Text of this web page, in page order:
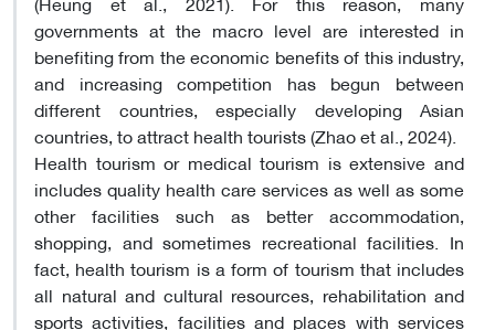
governments at the macro level are interested in
benefiting from the economic benefits of this industry,
and increasing competition has begun between
different countries, especially developing Asian
countries, to attract health tourists (Zhao et al., 2024).
Health tourism or medical tourism is extensive and
includes quality health care services as well as some
other facilities such as better accommodation,
shopping, and sometimes recreational facilities. In
fact, health tourism is a form of tourism that includes
all natural and cultural resources, rehabilitation and
sports activities, facilities and places with services